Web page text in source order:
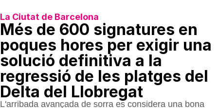
La Ciutat de Barcelona
Més de 600 signatures en
poques hores per exigir una
solució definitiva a la
regressió de les platges del
Delta del Llobregat
L'arribada avançada de sorra es considera una bona